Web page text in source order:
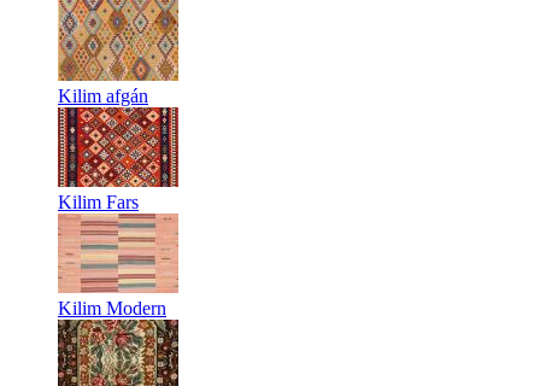
Kilim afgán
Kilim Fars
Kilim Modern